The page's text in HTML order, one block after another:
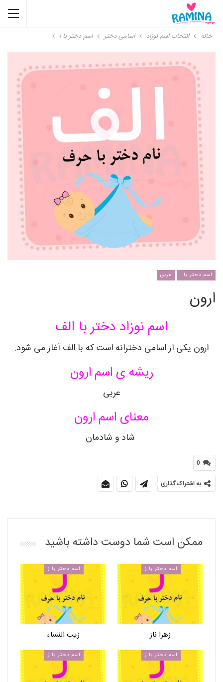
خانه انتخاب اسم نوزاد اسامی دختر اسم دختر با ا
اسم دختر با ا عربی
ارون
اسم نوزاد دختر با الف
ارون یکی از اسامی دخترانه است که با الف آغاز می شود.
ریشه ی اسم ارون
عربی
معنای اسم ارون
شاد و شادمان
0
به اشتراک گذاری
ممکن است شما دوست داشته باشید
اسم دختر با ز
زهرا ناز
اسم دختر با ز
زیب النساء
اسم دختر با ز اسم دختر با ز